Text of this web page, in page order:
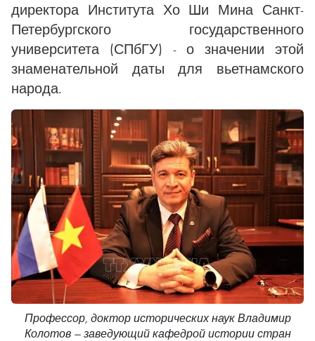
директора Института Хо Ши Мина Санкт-
Петербургского государственного
университета (СПбГУ) - о значении этой
знаменательной даты для вьетнамского
народа.
Профессор, доктор исторических наук Владимир
Колотов — заведующий кафедрой истории стран